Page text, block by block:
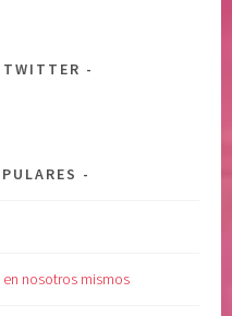
TWITTER
nosotros mismos